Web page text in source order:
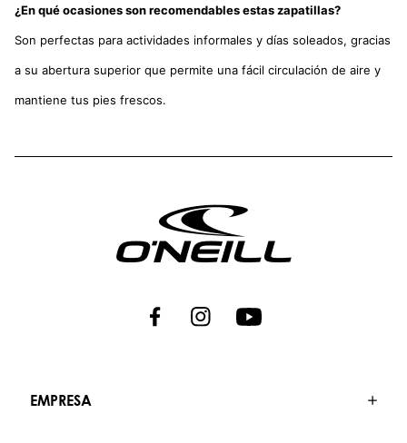
¿En qué ocasiones son recomendables estas zapatillas?
Son perfectas para actividades informales y días soleados, gracias
a su abertura superior que permite una fácil circulación de aire y
mantiene tus pies frescos.
EMPRESA